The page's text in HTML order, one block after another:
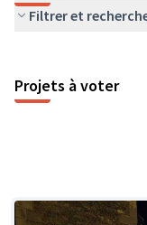
Filtrer et
Projets à voter